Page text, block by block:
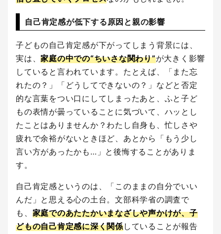
自己肯定感が低下する原因と親の影響
子どもの自己肯定感が下がってしまう背景には、
実は、家庭の中での“ちいさな関わり”が大きく影響
していると言われています。たとえば、「また忘
れたの？」「どうしてできないの？」などと否定
的な言葉をつい口にしてしまったあと、ふと子ど
もの表情が曇っていることに気づいて、ハッとし
たことはありませんか？わたし自身も、忙しさや
疲れで余裕がないときほど、あとから「もう少し
言い方があったかも…」と後悔することがありま
す。
自己肯定感というのは、「このままの自分でいい
んだ」と思える心の土台。文部科学省の調査で
も、 家庭でのあたたかいまなざしや声かけが、子
どもの自己肯定感に深く関係していることが報告